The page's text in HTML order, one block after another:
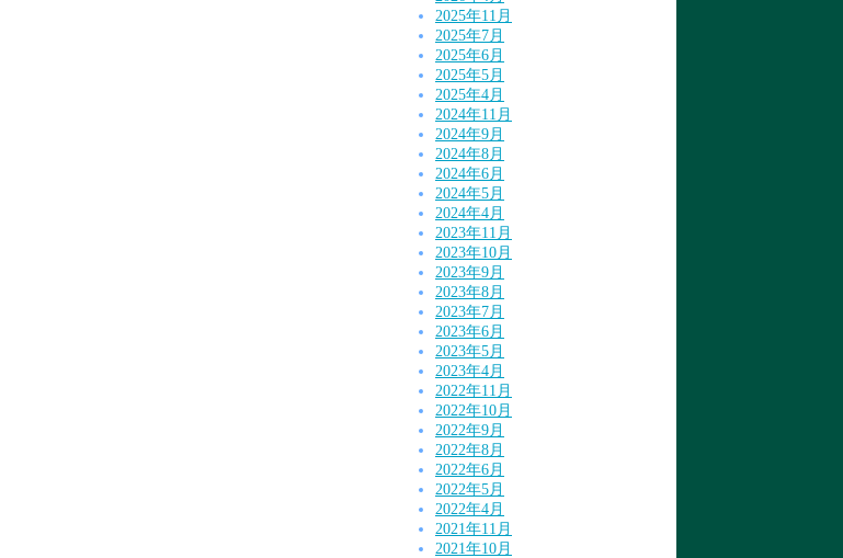
2025年11月
2025年7月
2025年6月
2025年5月
2025年4月
2024年11月
2024年9月
2024年8月
2024年6月
2024年5月
2024年4月
2023年11月
2023年10月
2023年9月
2023年8月
2023年7月
2023年6月
2023年5月
2023年4月
2022年11月
2022年10月
2022年9月
2022年8月
2022年6月
2022年5月
2022年4月
2021年11月
2021年10月